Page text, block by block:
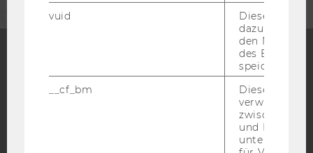
FacebookInstagramBlog
Bluesky
vuid
Dieser
dazu
den
des
speichern.
__cf_bm
Dieses
verwendet,
zwischen
und Bots zu